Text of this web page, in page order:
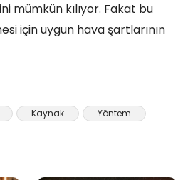
mümkün kılıyor. Fakat bu
için uygun hava şartlarının
Kaynak Yöntem